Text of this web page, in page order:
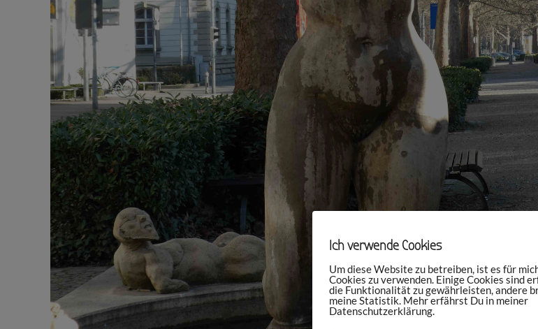
Ich verwende Cookies
Um diese Website zu betreiben, ist es für
Cookies zu verwenden. Einige Cookies sind
die Funktionalität zu gewährleisten, andere
meine Statistik. Mehr erfährst Du in meiner
Datenschutzerklärung.